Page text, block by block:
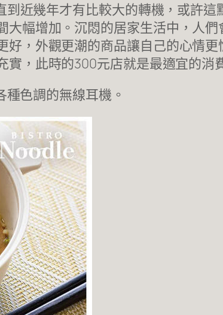
近幾年才有比較大的轉機，或許這
幅增加。沉悶的居家生活中，人們
，外觀更潮的商品讓自己的心情
，此時的300元店就是最適宜的消
色調的無線耳機。